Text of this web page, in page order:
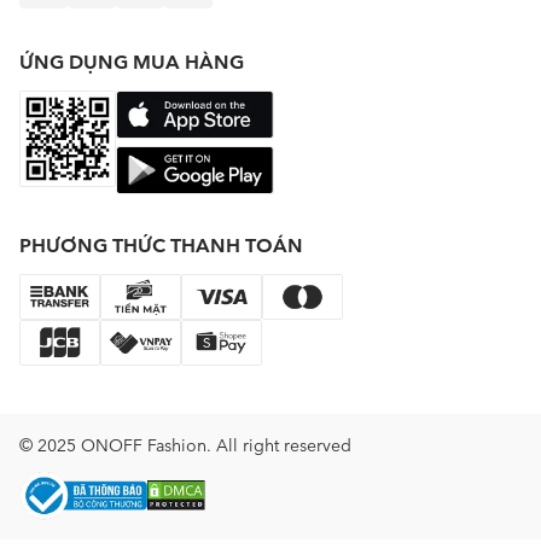
ỨNG DỤNG MUA HÀNG
PHƯƠNG THỨC THANH TOÁN
© 2025 ONOFF Fashion. All right reserved